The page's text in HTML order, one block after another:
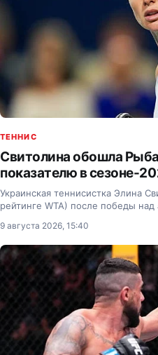
ТЕННИС
Свитолина обошла
показателю в сезоне-
Украинская теннисистка Элина
рейтинге WTA) после победы
количеству побед над
9 августа 2026, 15:40